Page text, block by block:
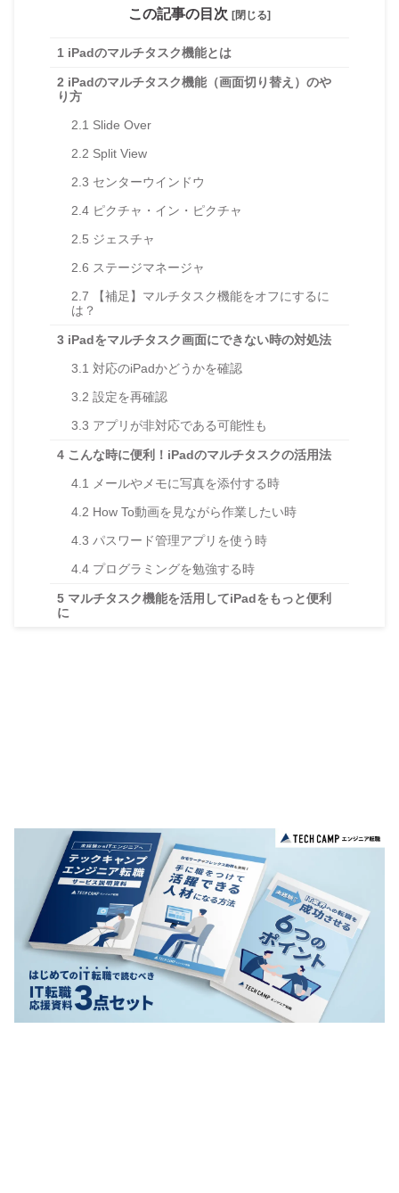
この記事の目次 [閉じる]
1 iPadのマルチタスク機能とは
2 iPadのマルチタスク機能（画面切り替え）のや
り方
2.1 Slide Over
2.2 Split View
2.3 センターウインドウ
2.4 ピクチャ・イン・ピクチャ
2.5 ジェスチャ
2.6 ステージマネージャ
2.7 【補足】マルチタスク機能をオフにするに
は？
3 iPadをマルチタスク画面にできない時の対処法
3.1 対応のiPadかどうかを確認
3.2 設定を再確認
3.3 アプリが非対応である可能性も
4 こんな時に便利！iPadのマルチタスクの活用法
4.1
メールやメモに写真を添付する時
4.2 How To動画を見ながら作業したい時
4.3 パスワード管理アプリを使う時
4.4 プログラミングを勉強する時
5 マルチタスク機能を活用してiPadをもっと便利
に